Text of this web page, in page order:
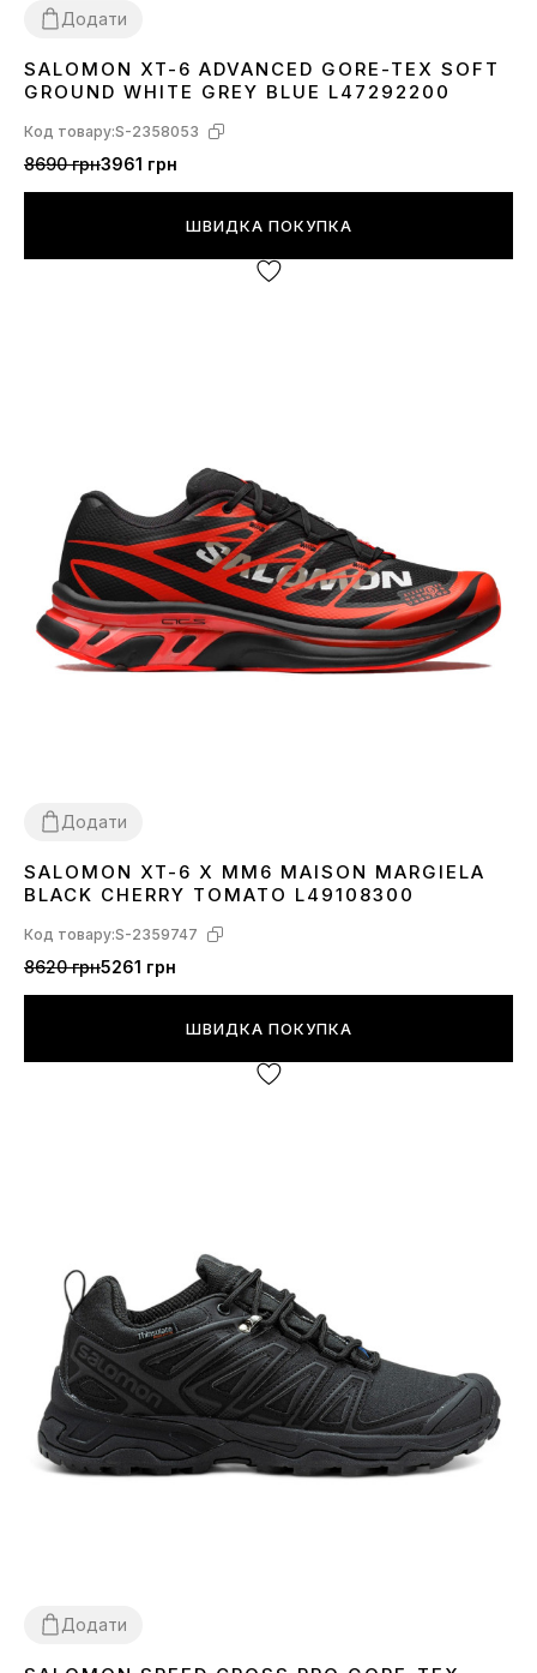
Додати
4041 42 43 44 45
SALOMON XT-6 ADVANCED GORE-TEX SOFT
GROUND WHITE GREY BLUE L47292200
Код товару:S-2358053
8690 грн3961 грн
ШВИДКА ПОКУПКА
Додати
414243 44 45
SALOMON XT-6 X MM6 MAISON MARGIELA
BLACK CHERRY TOMATO L49108300
Код товару:S-2359747
8620 грн5261 грн
ШВИДКА ПОКУПКА
Додати